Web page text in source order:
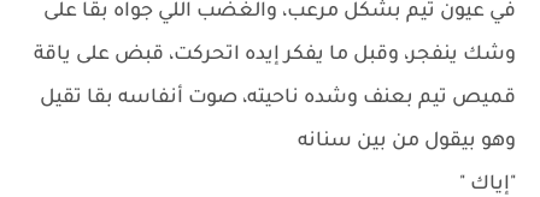
في عيون تيم بشكل مرعب، والغضب اللي جواه بقا على
وشك ينفجر، وقبل ما يفكر إيده اتحركت، قبض على ياقة
قميص تيم بعنف وشده ناحيته، صوت أنفاسه بقا تقيل
وهو بيقول من بين سنانه
"إياك "